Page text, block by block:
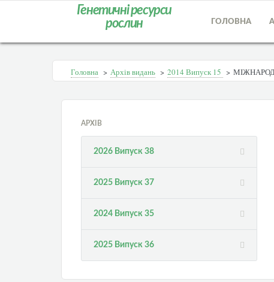
Генетичні ресурси
рослин
ГОЛОВНА
Головна > Архів видань > 2014 Випуск 15 >
АРХІВ
2026 Випуск 38
2025 Випуск 37
2024 Випуск 35
2025 Випуск 36